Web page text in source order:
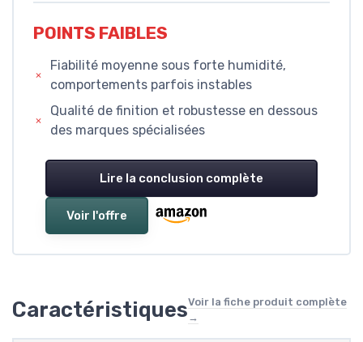
POINTS FAIBLES
Fiabilité moyenne sous forte humidité,
comportements parfois instables
Qualité de finition et robustesse en dessous
des marques spécialisées
Lire la conclusion complète
Voir l'offre
CaractéristiquesVoir la fiche produit complète
→